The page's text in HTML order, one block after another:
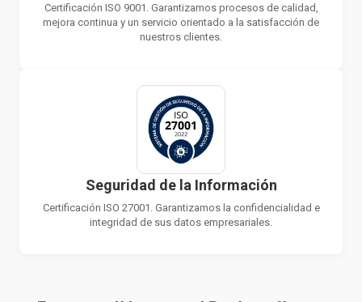
Certificación ISO 9001. Garantizamos procesos de calidad,
mejora continua y un servicio orientado a la satisfacción de
nuestros clientes.
Seguridad de la Información
Certificación ISO 27001. Garantizamos la confidencialidad e
integridad de sus datos empresariales.